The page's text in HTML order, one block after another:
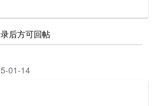
后方可回帖
01-14